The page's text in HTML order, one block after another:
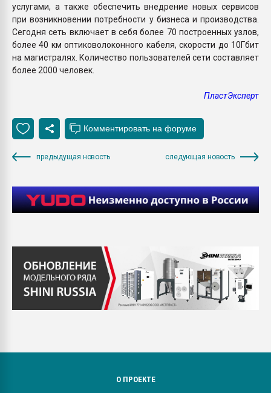
услугами, а также обеспечить внедрение новых сервисов
при возникновении потребности у бизнеса и производства.
Сегодня сеть включает в себя более 70 построенных узлов,
более 40 км оптиковолоконного кабеля, скорости до 10Гбит
на магистралях. Количество пользователей сети составляет
более 2000 человек.
ПластЭксперт
предыдущая новость следующая новость
О ПРОЕКТЕ